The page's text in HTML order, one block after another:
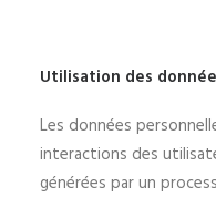
Utilisation des
Les données
interactions des
générées par un